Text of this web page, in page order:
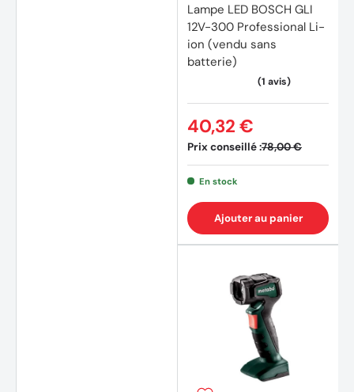
Lampe LED BOSCH GLI
12V-300 Professional Li-
ion (vendu sans
batterie)
Prix conseillé :78,00 €
40,32 €
En stock
Ajouter au panier